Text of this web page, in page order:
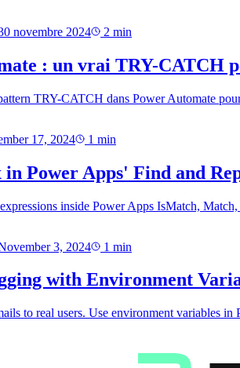
novembre 2024 2 min
: un vrai TRY-CATCH
TRY-CATCH dans Power Automate
17, 2024 1 min
in Power Apps' Find and
inside Power Apps IsMatch,
3, 2024 1 min
with Environment
to real users. Use environment variables